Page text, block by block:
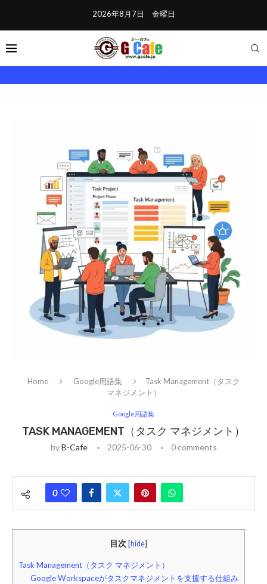
2026年8月7日 金曜日
Home Google用語集
Task Management（タスク
マネジメント）
Google用語集
TASK MANAGEMENT（タスク マネジメント）
byB-Cafe 2025-06-30 0 comments
0
目次 hide
Task Management（タスク マネジメント）
Google Workspaceがタスクマネジメントを支援する仕組み